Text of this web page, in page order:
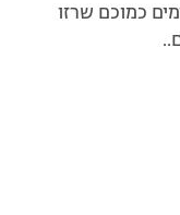
כמוכם שרזו